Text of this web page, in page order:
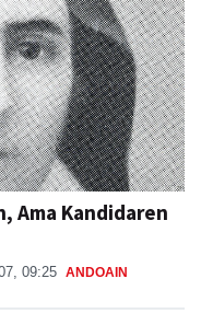
Ama Kandidaren
09:25 ANDOAIN